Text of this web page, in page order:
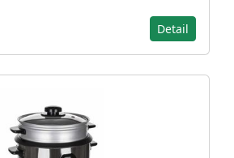
Detail